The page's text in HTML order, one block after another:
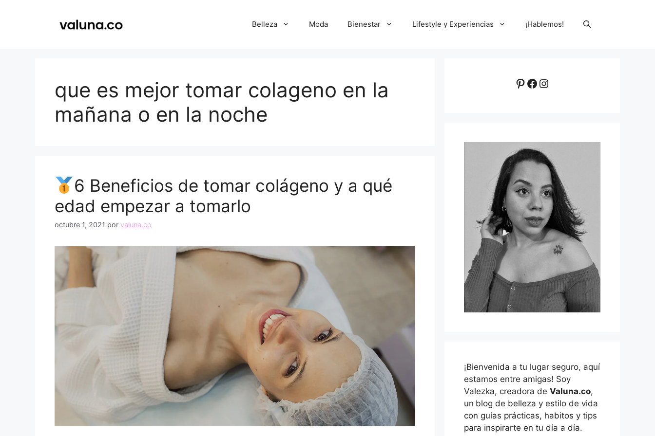
Belleza Moda Bienestar Lifestyle y Experiencias ¡Hablemos!
que es mejor tomar colageno en la
mañana o en la noche
6 Beneficios de tomar colágeno y a qué
edad empezar a tomarlo
octubre 1, 2021 por valuna.co
Pinterest
Facebook
Instagram
¡Bienvenida a tu lugar seguro, aquí
estamos entre amigas! Soy
Valezka, creadora de Valuna.co,
un blog de belleza y estilo de vida
con guías prácticas, habitos y tips
para inspirarte en tu día a día.